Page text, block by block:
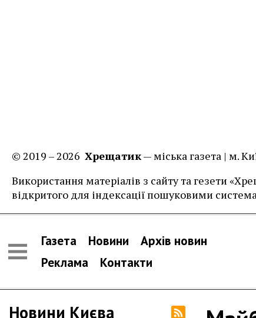
© 2019 – 2026 Хрещатик— міська газета | м.
Використання матеріалів з сайту та гезети
відкритого для індексації пошуковими
Газета Новини
Архів новин
Реклама
Контакти
Новини Києва